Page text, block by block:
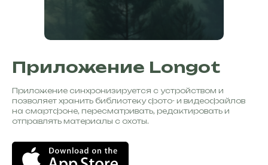
Приложение Longot
Приложение синхронизируется с устройством и
позволяет хранить библиотеку фото- и видеофайлов
на смартфоне, пересматривать, редактировать и
отправлять материалы с охоты.